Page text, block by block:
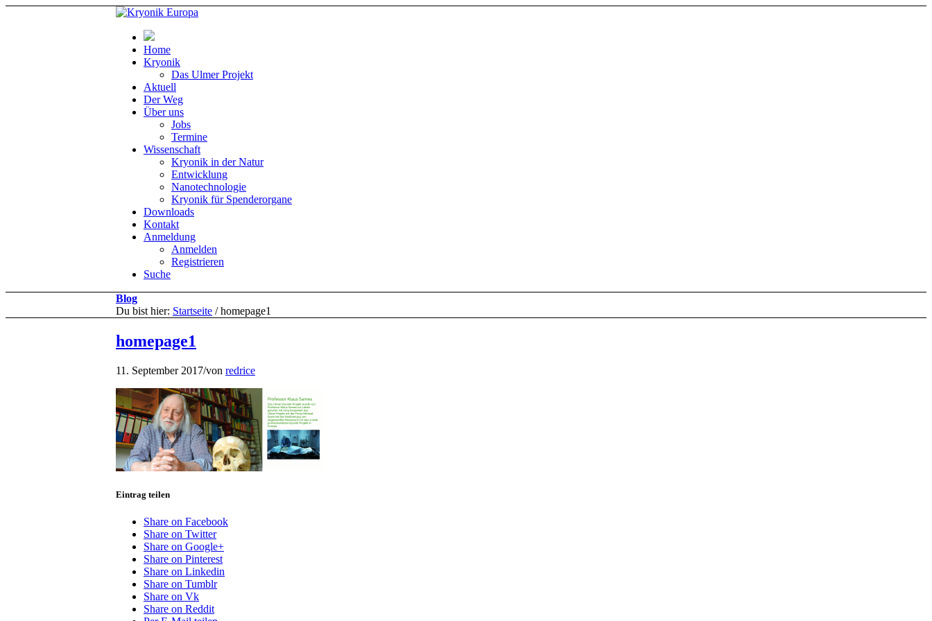
Home
Kryonik
Das Ulmer Projekt
Aktuell
Der Weg
Über uns
Jobs
Termine
Wissenschaft
Kryonik in der Natur
Entwicklung
Nanotechnologie
Kryonik für Spenderorgane
Downloads
Kontakt
Anmeldung
Anmelden
Registrieren
Suche
Blog
Du bist hier: Startseite / homepage1
homepage1
11. September 2017/von redrice
Eintrag teilen
Share on Facebook
Share on Twitter
Share on Google+
Share on Pinterest
Share on Linkedin
Share on Tumblr
Share on Vk
Share on Reddit